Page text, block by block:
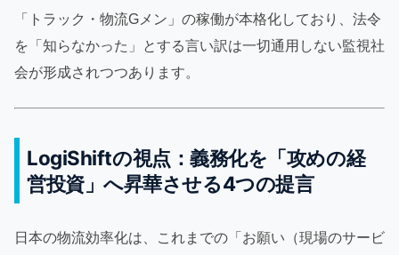
「トラック・物流Gメン」の稼働が本格化しており、法令
を「知らなかった」とする言い訳は一切通用しない監視社
会が形成されつつあります。
LogiShiftの視点：義務化を「攻めの経
営投資」へ昇華させる4つの提言
日本の物流効率化は、これまでの「お願い（現場のサービ